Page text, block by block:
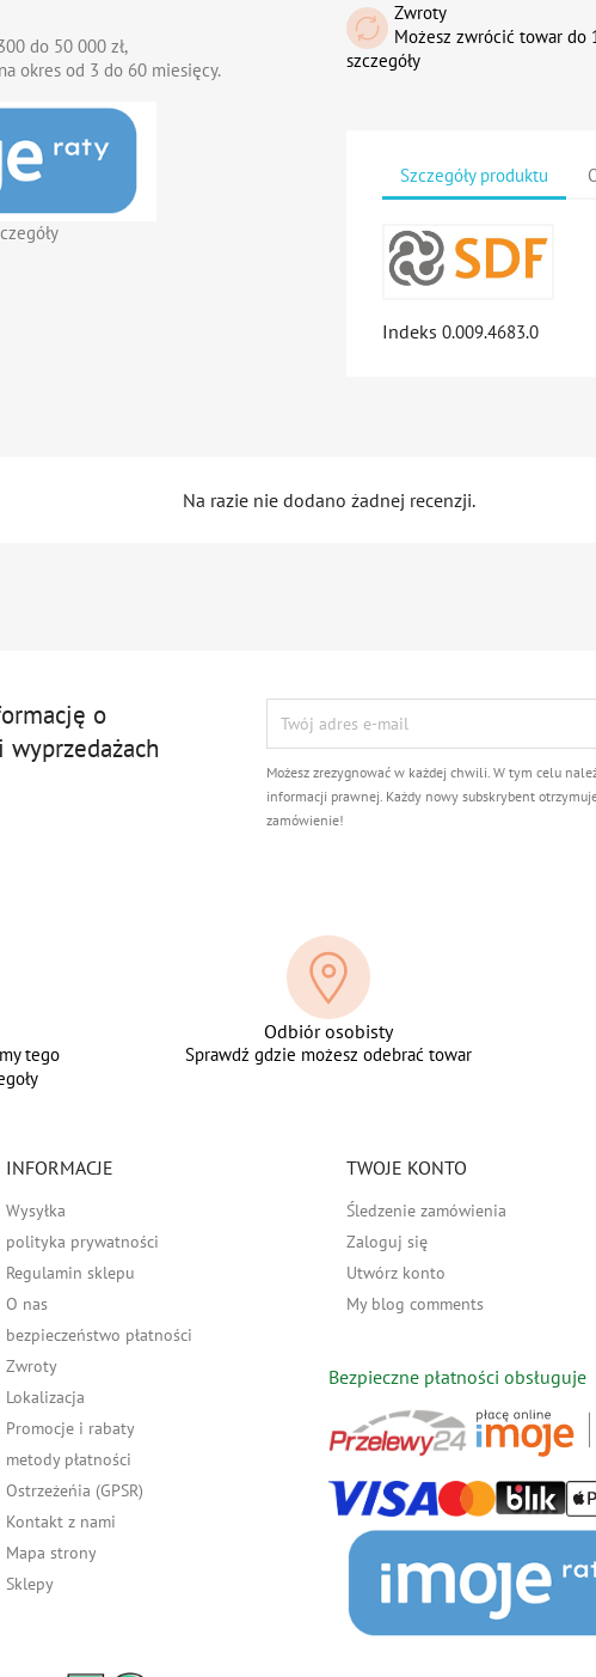
do 50 000 zł,
okres od 3 do 60 miesięcy.
Zwroty
Możesz zwrócić towar do
szczegóły
Szczegóły produktu
Indeks 0.009.4683.0
Na razie nie dodano żadnej recenzji.
o
wyprzedażach
Możesz zrezygnować w każdej chwili. W tym celu
informacji prawnej. Każdy nowy subskrybent
zamówienie!
tego
Odbiór osobisty
Sprawdź gdzie możesz odebrać towar
INFORMACJE
Wysyłka
polityka prywatności
Regulamin sklepu
O nas
bezpieczeństwo płatności
Zwroty
Lokalizacja
Promocje i rabaty
metody płatności
Ostrzeżeńia (GPSR)
Kontakt z nami
Mapa strony
Sklepy
TWOJE KONTO
Śledzenie zamówienia
Zaloguj się
Utwórz konto
My blog comments
Bezpieczne płatności obsługuje